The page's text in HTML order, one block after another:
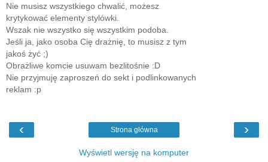
Nie musisz wszystkiego chwalić, możesz
krytykować elementy stylówki.
Wszak nie wszystko się wszystkim podoba.
Jeśli ja, jako osoba Cię drażnię, to musisz z tym
jakoś żyć ;)
Obrażliwe komcie usuwam bezlitośnie :D
Nie przyjmuję zaproszeń do sekt i podlinkowanych
reklam :p
‹ ›
Strona główna
Wyświetl wersję na komputer